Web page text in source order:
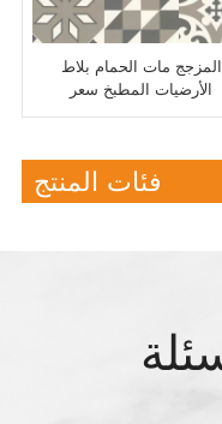
المزجج مات الحمام بلاط
الأرضيات المطبخ سعر
فئات المنتج